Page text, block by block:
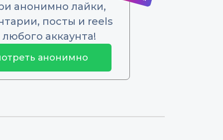
анонимно лайки,
посты и reels
аккаунта!
анонимно